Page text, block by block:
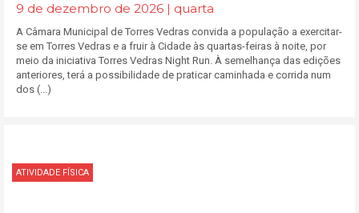
9 de dezembro de 2026 | quarta
A Câmara Municipal de Torres Vedras convida a população a exercitar-
se em Torres Vedras e a fruir à Cidade às quartas-feiras à noite, por
meio da iniciativa Torres Vedras Night Run. À semelhança das edições
anteriores, terá a possibilidade de praticar caminhada e corrida num
dos (...)
ATIVIDADE FÍSICA